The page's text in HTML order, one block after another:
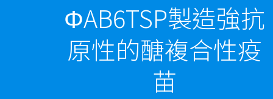
ΦAB6TSP製造強抗
原性的醣複合性疫
苗